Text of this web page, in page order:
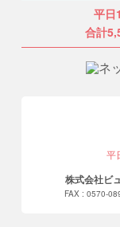
平日
合計
平
株式会社ビ
FAX : 0570-